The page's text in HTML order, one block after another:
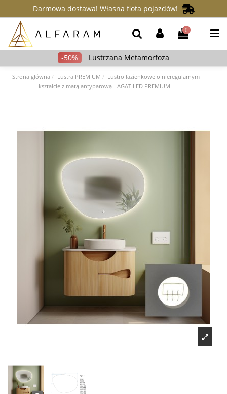
Darmowa dostawa! Własna flota pojazdów!
0
Lustrzana Metamorfoza
Strona główna Lustra PREMIUM
Lustro łazienkowe o nieregularnym
kształcie z matą antyparową - AGAT LED PREMIUM